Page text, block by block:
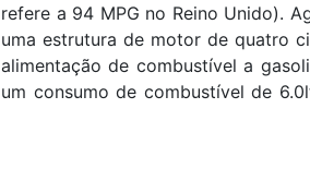
refere a 94 MPG no Reino Unido).
uma estrutura de motor de quatro
alimentação de combustível a
um consumo de combustível de